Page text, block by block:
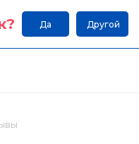
? Да Другой